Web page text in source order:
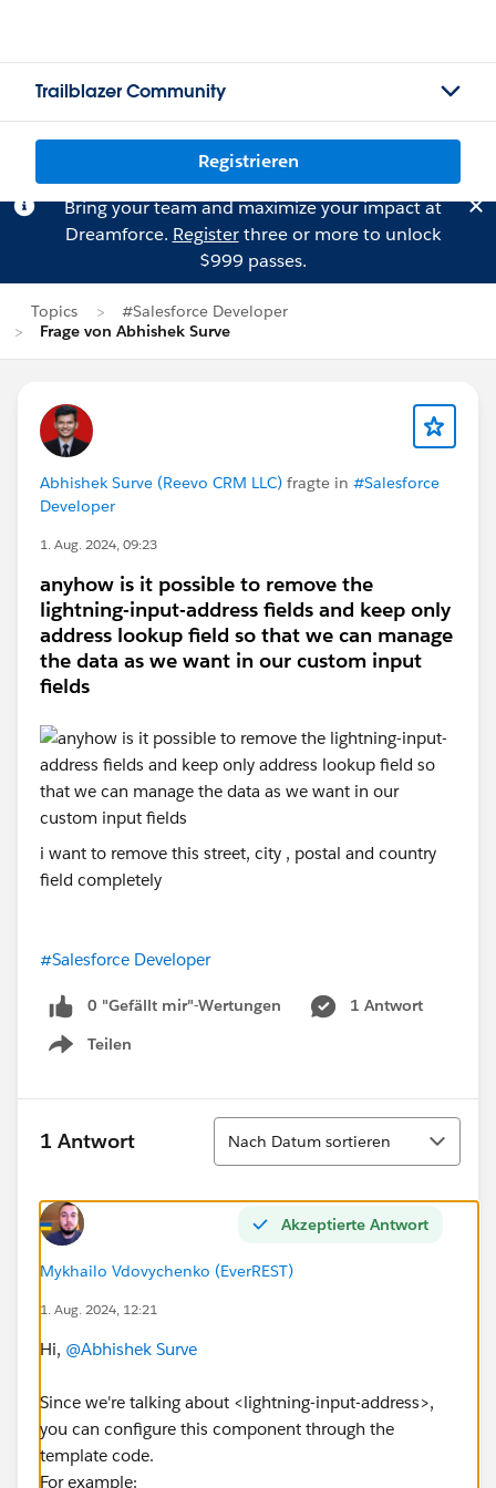
Trailblazer Community
Registrieren
Bring your team and maximize your impact at
Dreamforce. Registerthree or more to unlock
$999 passes.
Topics
#Salesforce Developer
Frage von Abhishek Surve
Abhishek Surve (Reevo CRM LLC) fragte in #Salesforce
Developer
1. Aug. 2024, 09:23
anyhow is it possible to remove the
lightning-input-address fields and keep only
address lookup field so that we can manage
the data as we want in our custom input
fields
i want to remove this street, city , postal and country
field completely
#Salesforce Developer
0 "Gefällt mir"-Wertungen
1 Antwort
Teilen
Show menu
1 Antwort
Sortieren
Nach Datum sortieren
Akzeptierte Antwort
Mykhailo Vdovychenko (EverREST)
1. Aug. 2024, 12:21
Hi, @Abhishek Surve
Since we're talking about <lightning-input-address>,
you can configure this component through the
template code.
For example: